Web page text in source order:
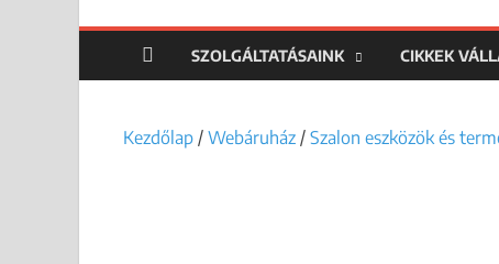
SZOLGÁLTATÁSAINK CIKKEK
Kezdőlap / Webáruház / Szalon eszközök és